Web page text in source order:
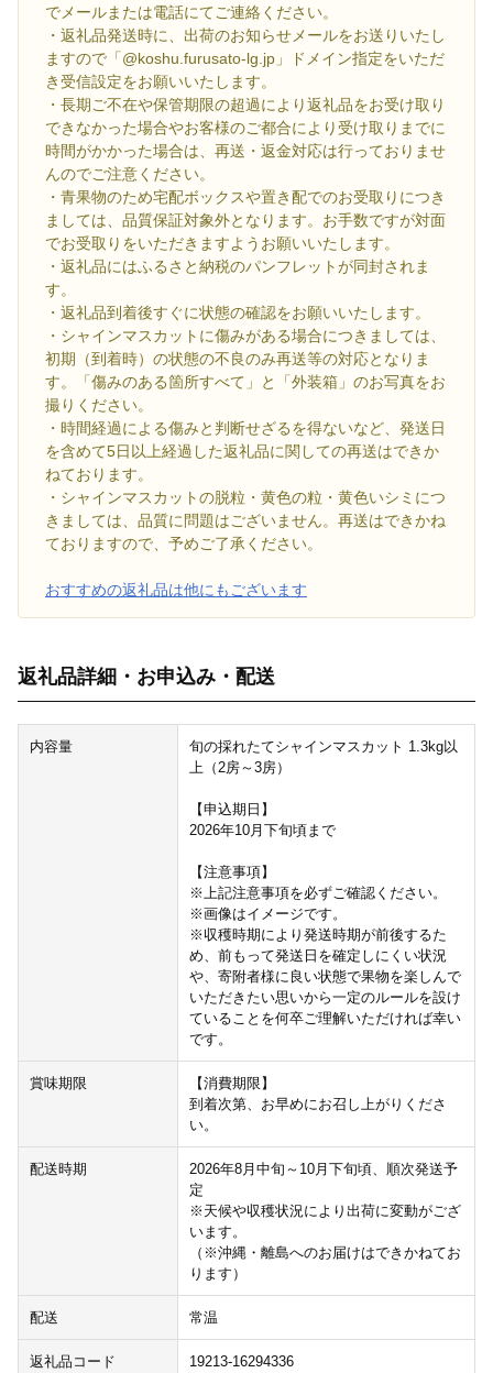
でメールまたは電話にてご連絡ください。
・返礼品発送時に、出荷のお知らせメールをお送りいたし
ますので「@koshu.furusato-lg.jp」ドメイン指定をいただ
き受信設定をお願いいたします。
・長期ご不在や保管期限の超過により返礼品をお受け取り
できなかった場合やお客様のご都合により受け取りまでに
時間がかかった場合は、再送・返金対応は行っておりませ
んのでご注意ください。
・青果物のため宅配ボックスや置き配でのお受取りにつき
ましては、品質保証対象外となります。お手数ですが対面
でお受取りをいただきますようお願いいたします。
・返礼品にはふるさと納税のパンフレットが同封されま
す。
・返礼品到着後すぐに状態の確認をお願いいたします。
・シャインマスカットに傷みがある場合につきましては、
初期（到着時）の状態の不良のみ再送等の対応となりま
す。「傷みのある箇所すべて」と「外装箱」のお写真をお
撮りください。
・時間経過による傷みと判断せざるを得ないなど、発送日
を含めて5日以上経過した返礼品に関しての再送はできか
ねております。
・シャインマスカットの脱粒・黄色の粒・黄色いシミにつ
きましては、品質に問題はございません。再送はできかね
ておりますので、予めご了承ください。
おすすめの返礼品は他にもございます
返礼品詳細・お申込み・配送
内容量
旬の採れたてシャインマスカット 1.3kg以
上（2房～3房）
【申込期日】
2026年10月下旬頃まで
【注意事項】
※上記注意事項を必ずご確認ください。
※画像はイメージです。
※収穫時期により発送時期が前後するた
め、前もって発送日を確定しにくい状況
や、寄附者様に良い状態で果物を楽しんで
いただきたい思いから一定のルールを設け
ていることを何卒ご理解いただければ幸い
です。
賞味期限
【消費期限】
到着次第、お早めにお召し上がりくださ
い。
配送時期
2026年8月中旬～10月下旬頃、順次発送予
定
※天候や収穫状況により出荷に変動がござ
います。
（※沖縄・離島へのお届けはできかねてお
ります）
配送 常温
返礼品コード 19213-16294336